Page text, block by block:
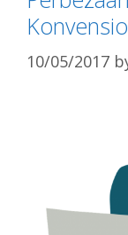
10/05/2017